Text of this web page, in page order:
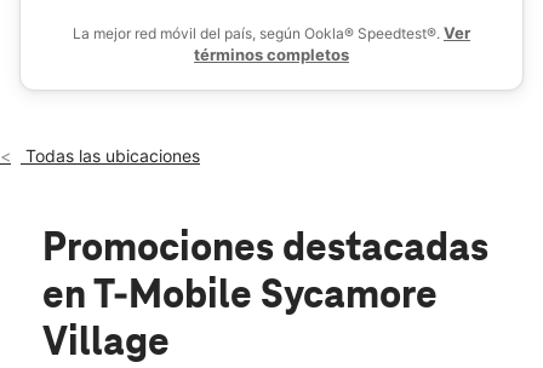
La mejor red móvil del país, según Ookla® Speedtest®. Ver
términos completos
Todas las ubicaciones
Promociones destacadas
en T-Mobile Sycamore
Village